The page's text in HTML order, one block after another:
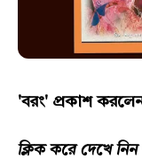
'বরং' প্রকাশ
ক্লিক করে দেখে নিন